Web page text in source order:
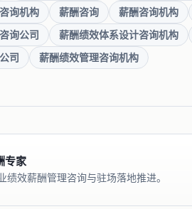
询机构 薪酬咨询 薪酬咨询机构
询公司 薪酬绩效体系设计咨询机构
司 薪酬绩效管理咨询机构
专家
效薪酬管理咨询与驻场落地推进。